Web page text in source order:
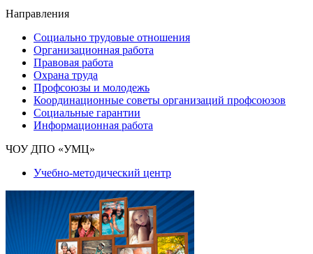
Направления
Социально трудовые отношения
Организационная работа
Правовая работа
Охрана труда
Профсоюзы и молодежь
Координационные советы организаций профсоюзов
Социальные гарантии
Информационная работа
ЧОУ ДПО «УМЦ»
Учебно-методический центр